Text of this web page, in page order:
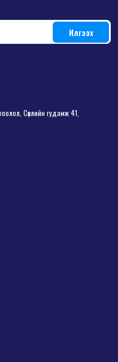
Сөүлийн гудамж 41,